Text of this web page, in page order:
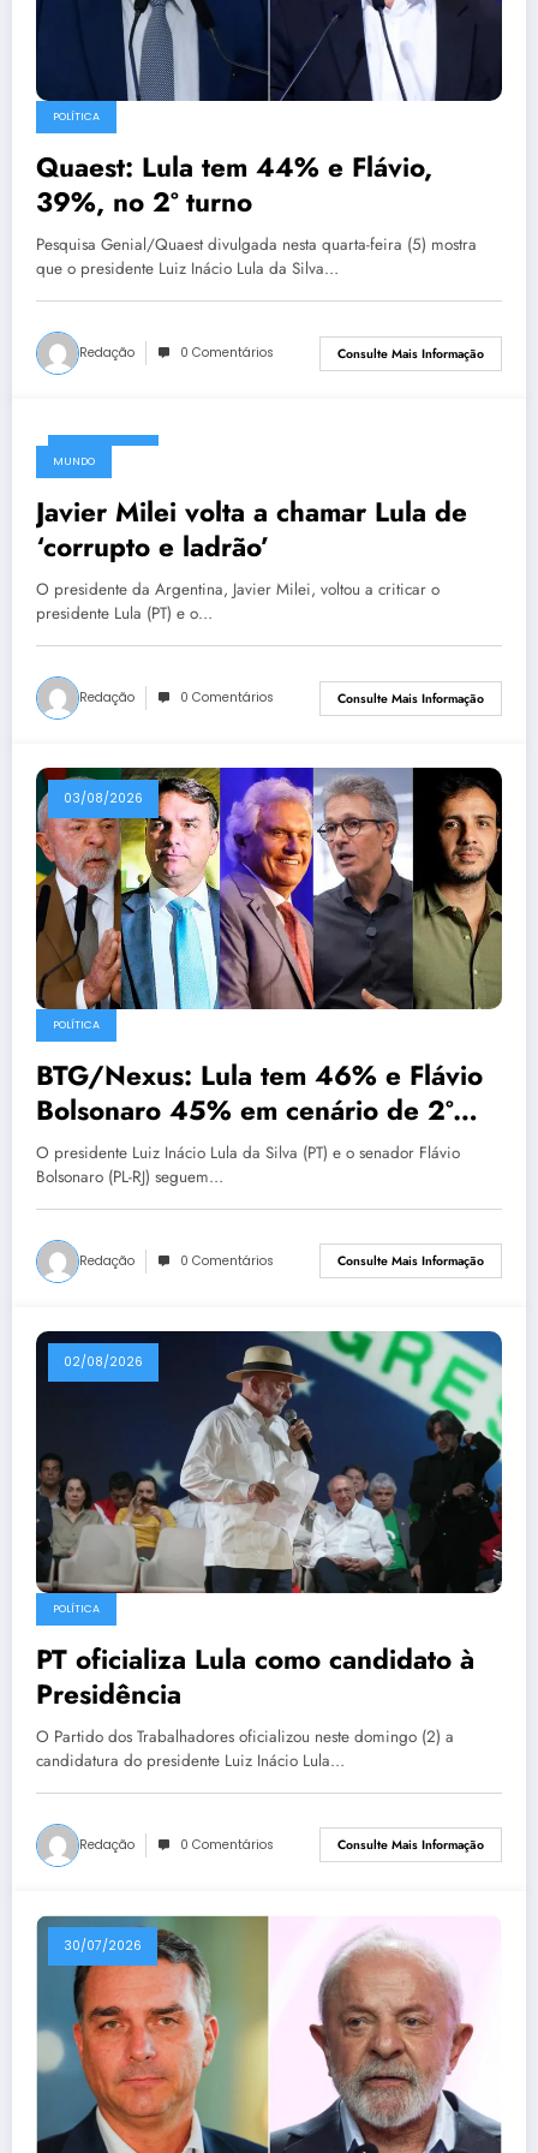
POLÍTICA
Quaest: Lula tem 44% e Flávio,
39%, no 2º turno
Pesquisa Genial/Quaest divulgada nesta quarta-feira (5) mostra
que o presidente Luiz Inácio Lula da Silva…
Redação 0 Comentários Consulte Mais Informação
03/08/2026
MUNDO
Javier Milei volta a chamar Lula de
‘corrupto e ladrão’
O presidente da Argentina, Javier Milei, voltou a criticar o
presidente Lula (PT) e o…
Redação 0 Comentários Consulte Mais Informação
03/08/2026
POLÍTICA
BTG/Nexus: Lula tem 46% e Flávio
Bolsonaro 45% em cenário de 2º
turno
O presidente Luiz Inácio Lula da Silva (PT) e o senador Flávio
Bolsonaro (PL-RJ) seguem…
Redação 0 Comentários Consulte Mais Informação
02/08/2026
POLÍTICA
PT oficializa Lula como candidato à
Presidência
O Partido dos Trabalhadores oficializou neste domingo (2) a
candidatura do presidente Luiz Inácio Lula…
Redação 0 Comentários Consulte Mais Informação
30/07/2026